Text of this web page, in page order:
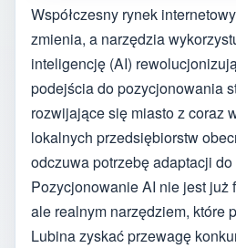
Współczesny rynek
zmienia, a narzędzia
inteligencję (AI)
podejścia do pozycjonowania
rozwijające się miasto z coraz
lokalnych przedsiębiorstw
odczuwa potrzebę adaptacji
Pozycjonowanie AI nie jest już
ale realnym narzędziem, które
Lubina zyskać przewagę